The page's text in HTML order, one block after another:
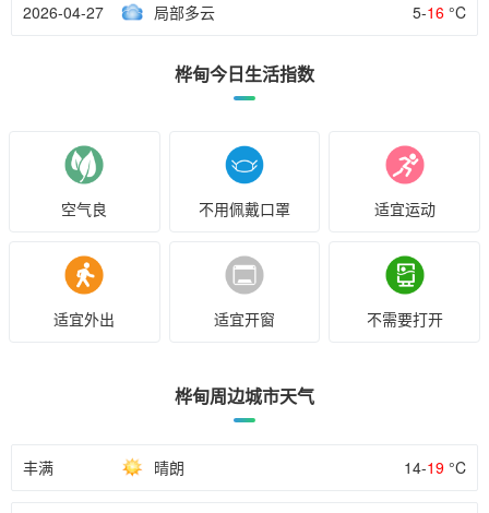
2026-04-27 局部多云 5-16 °C
桦甸今日生活指数
空气良 不用佩戴口罩 适宜运动
适宜外出 适宜开窗 不需要打开
桦甸周边城市天气
丰满 晴朗 14-19 °C